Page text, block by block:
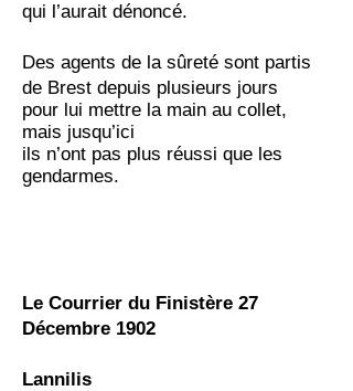
qui l’aurait dénoncé.
Des agents de la sûreté sont partis
de Brest depuis plusieurs jours
pour lui mettre la main au collet,
mais jusqu’ici
ils n’ont pas plus réussi que les
gendarmes.
Le Courrier du Finistère 27
Décembre 1902
Lannilis